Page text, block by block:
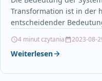
Transformation ist in der
entscheidender
4 minut czytania 2023-08-
Weiterlesen